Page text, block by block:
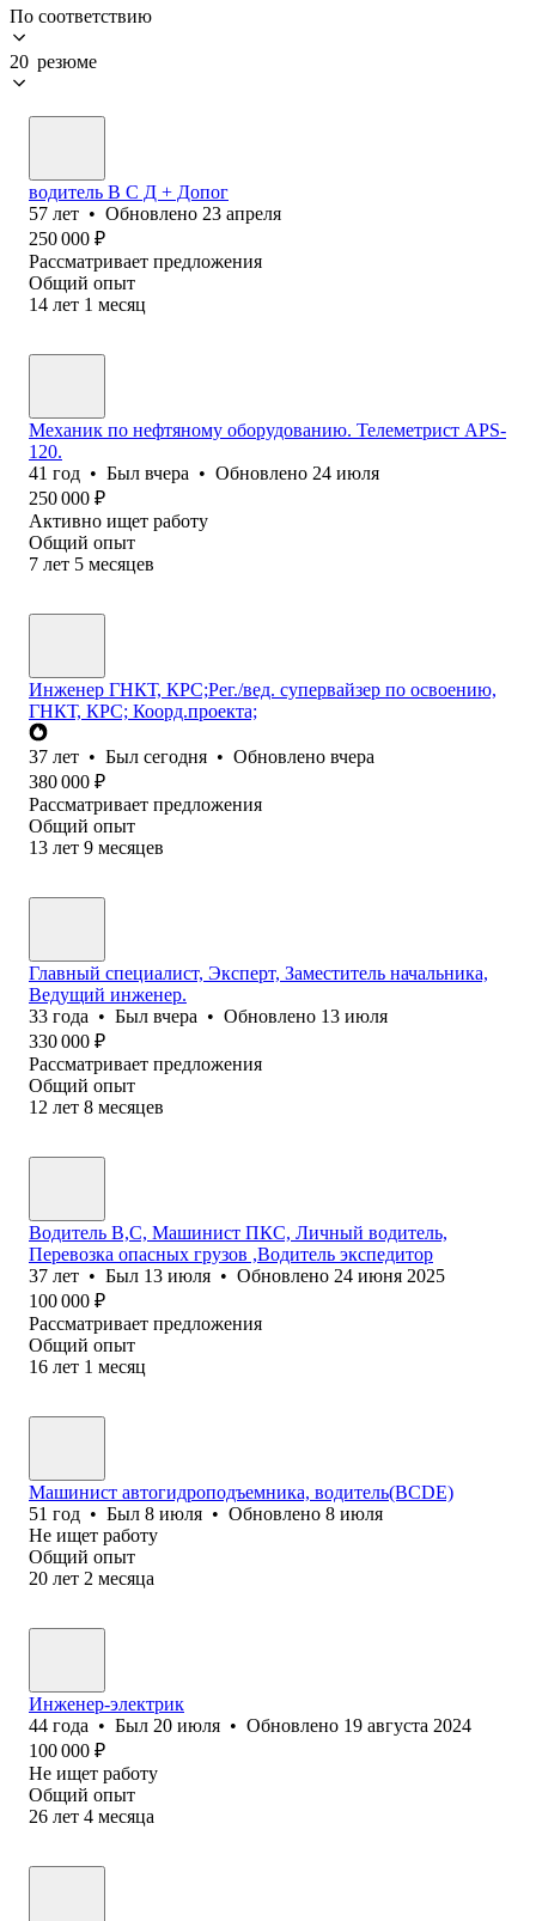
По соответствию
20 резюме
водитель В С Д + Допог
57 лет • Обновлено 23 апреля
250 000 ₽
Рассматривает предложения
Общий опыт
14 лет 1 месяц
Механик по нефтяному оборудованию. Телеметрист APS-
120.
41 год • Был вчера • Обновлено 24 июля
250 000 ₽
Активно ищет работу
Общий опыт
7 лет 5 месяцев
Инженер ГНКТ, КРС;Рег./вед. супервайзер по освоению,
ГНКТ, КРС; Коорд.проекта;
37 лет • Был сегодня • Обновлено вчера
380 000 ₽
Рассматривает предложения
Общий опыт
13 лет 9 месяцев
Главный специалист, Эксперт, Заместитель начальника,
Ведущий инженер.
33 года • Был вчера • Обновлено 13 июля
330 000 ₽
Рассматривает предложения
Общий опыт
12 лет 8 месяцев
Водитель В,С, Машинист ПКС, Личный водитель,
Перевозка опасных грузов ,Водитель экспедитор
37 лет • Был 13 июля • Обновлено 24 июня 2025
100 000 ₽
Рассматривает предложения
Общий опыт
16 лет 1 месяц
Машинист автогидроподъемника, водитель(BCDE)
51 год • Был 8 июля • Обновлено 8 июля
Не ищет работу
Общий опыт
20 лет 2 месяца
Инженер-электрик
44 года • Был 20 июля • Обновлено 19 августа 2024
100 000 ₽
Не ищет работу
Общий опыт
26 лет 4 месяца